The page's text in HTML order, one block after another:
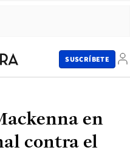
SUSCRÍBETE
en
contra el